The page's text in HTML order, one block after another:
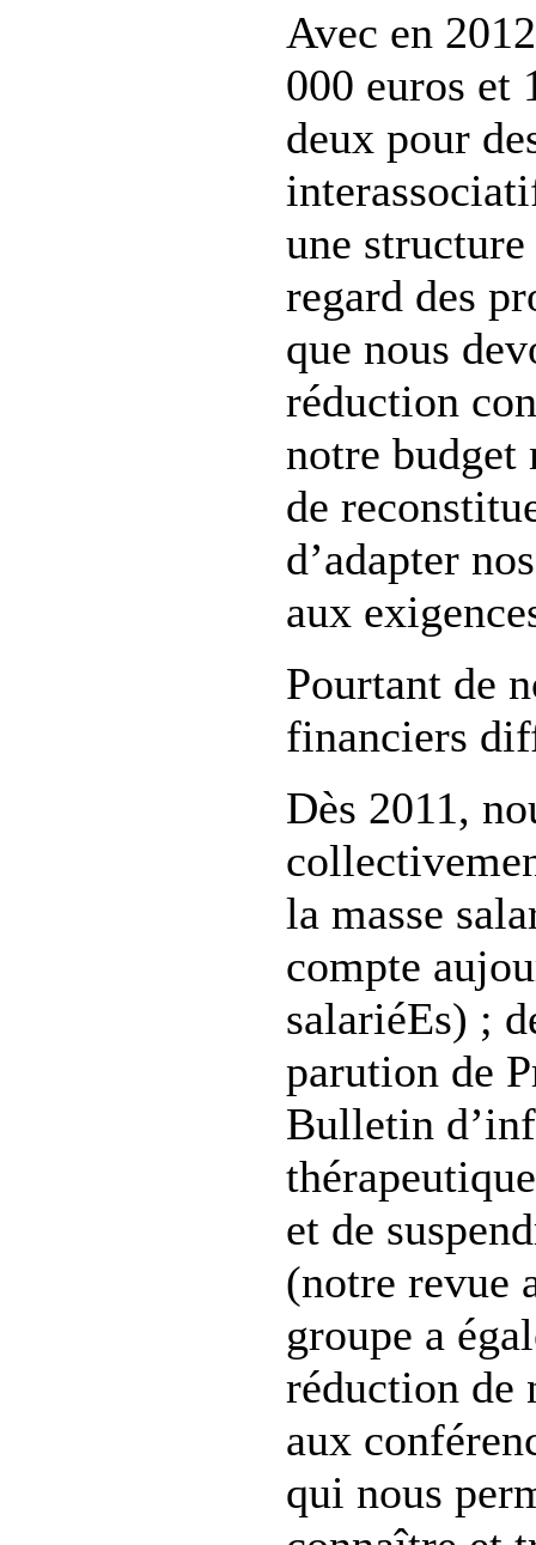
Avec en
000 euros et
deux pour
une
regard des
que nous
réduction
notre budget
de
d’adapter
aux
Pourtant de
financiers
Dès 2011,
la masse
compte
salariéEs) ;
parution de
Bulletin
et de
(notre revue
groupe a
réduction de
aux
qui nous